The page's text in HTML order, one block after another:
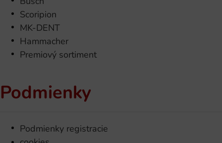
Scoripion
MK-DENT
Hammacher
Premiový sortiment
Podmienky
Podmienky registracie